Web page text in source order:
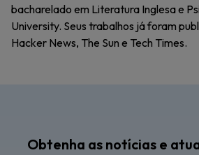
bacharelado em Literatura Inglesa e
University. Seus trabalhos já foram
Hacker News, The Sun e Tech Times.
Obtenha as notícias e